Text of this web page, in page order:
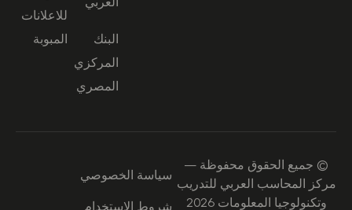
البنك
المركزي
المصري
للاعلانات
المبوبة
© جميع الحقوق محفوظة —
مركز المحاسب العربي للتدريب
وتكنولوجيا المعلومات 2026
سياسة الخصوصي
شروط الاستخدام